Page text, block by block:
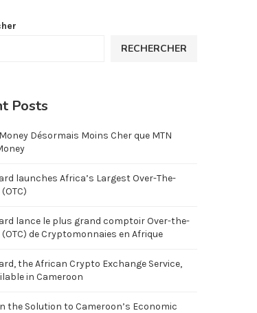
RECHERCHER
Posts
Désormais Moins Cher que MTN
launches Africa’s Largest Over-The-
lance le plus grand comptoir Over-the-
de Cryptomonnaies en Afrique
the African Crypto Exchange Service,
in Cameroon
the Solution to Cameroon’s Economic